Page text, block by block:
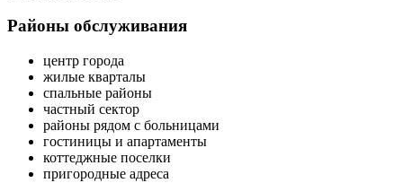
Районы обслуживания
центр города
жилые кварталы
спальные районы
частный сектор
районы рядом с больницами
гостиницы и апартаменты
коттеджные поселки
пригородные адреса